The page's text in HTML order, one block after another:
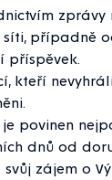
zprávy
síti, případně
příspěvek.
kteří
je povinen
dnů od
zájem o